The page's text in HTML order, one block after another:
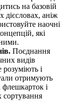
на базовій
дієсловах, аніж
наочні
які
Поєднання
видів
і
отримують
флешкарток і
сортування